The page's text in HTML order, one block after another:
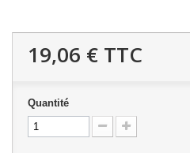
19,06 € TTC
Quantité